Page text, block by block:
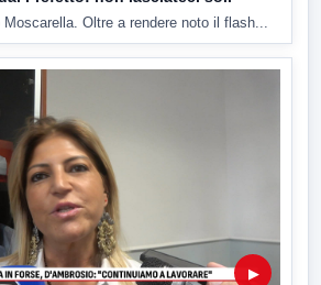
Oltre a rendere noto il flash...
▶